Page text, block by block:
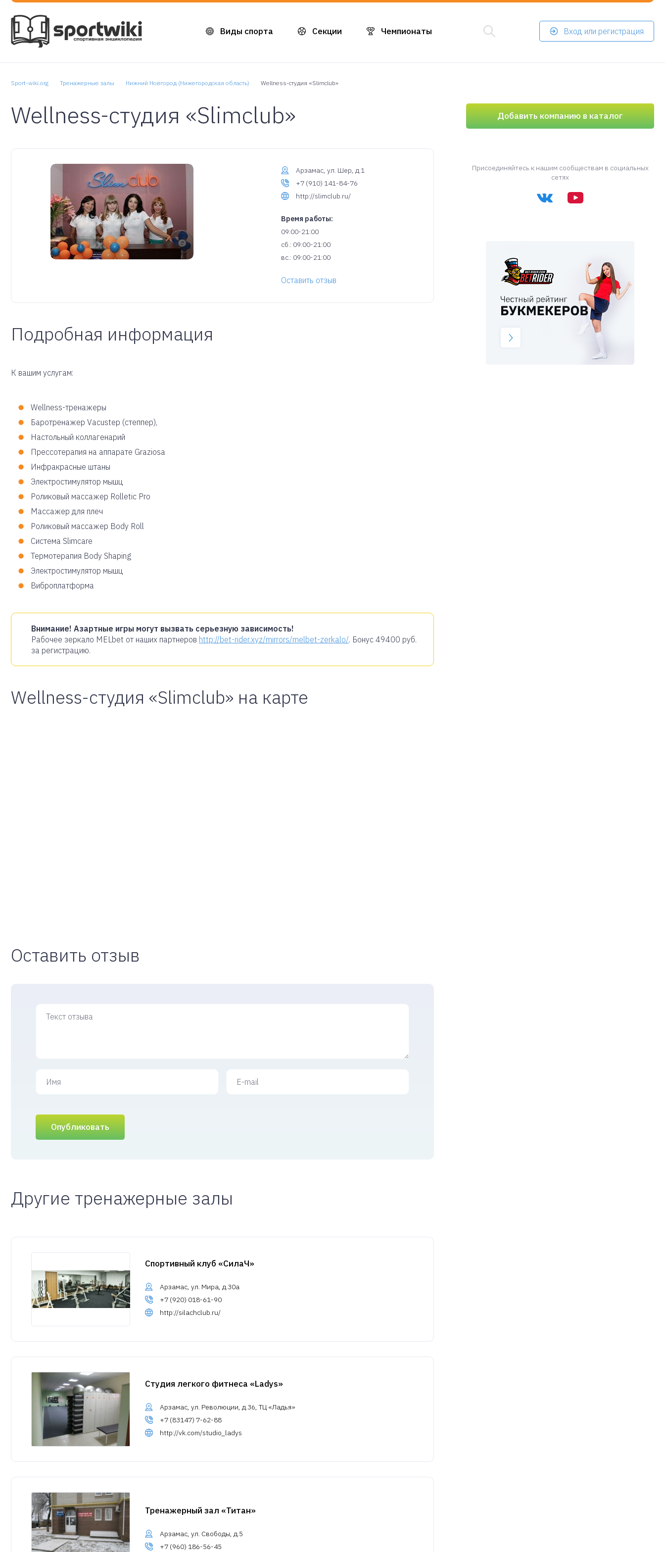
Виды спорта Секции Чемпионаты Вход или регистрация
Sport-wiki.org Тренажерные залы Нижний Новгород (Нижегородская область) Wellness-студия «Slimclub»
Wellness-студия «Slimclub»
Арзамас, ул. Шер, д.1
+7 (910) 141-84-76
http://slimclub.ru/
Время работы:
09:00-21:00
сб.: 09:00-21:00
вс.: 09:00-21:00
Оставить отзыв
Подробная информация
К вашим услугам:
Wellness-тренажеры
Баротренажер Vacustep (степпер),
Настольный коллагенарий
Прессотерапия на аппарате Graziosa
Инфракрасные штаны
Электростимулятор мышц
Роликовый массажер Rolletic Pro
Массажер для плеч
Роликовый массажер Body Roll
Система Slimcare
Термотерапия Body Shaping
Электростимулятор мышц
Виброплатформа
Внимание! Азартные игры могут вызвать серьезную зависимость!
Рабочее зеркало MELbet от наших партнеров http://bet-rider.xyz/mirrors/melbet-zerkalo/. Бонус 49400 руб.
за регистрацию.
Wellness-студия «Slimclub» на карте
Оставить отзыв
Опубликовать
Другие тренажерные залы
Спортивный клуб «СилаЧ»
Арзамас, ул. Мира, д.30а
+7 (920) 018-61-90
http://silachclub.ru/
Студия легкого фитнеса «Ladys»
Арзамас, ул. Революции, д.36, ТЦ «Ладья»
+7 (83147) 7-62-88
http://vk.com/studio_ladys
Тренажерный зал «Титан»
Арзамас, ул. Свободы, д.5
+7 (960) 186-56-45
Добавить компанию в каталог
Присоединяйтесь к нашим сообществам в социальных
сетях